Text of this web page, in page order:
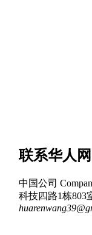
联系华人网
中国公司
科技四路1栋803